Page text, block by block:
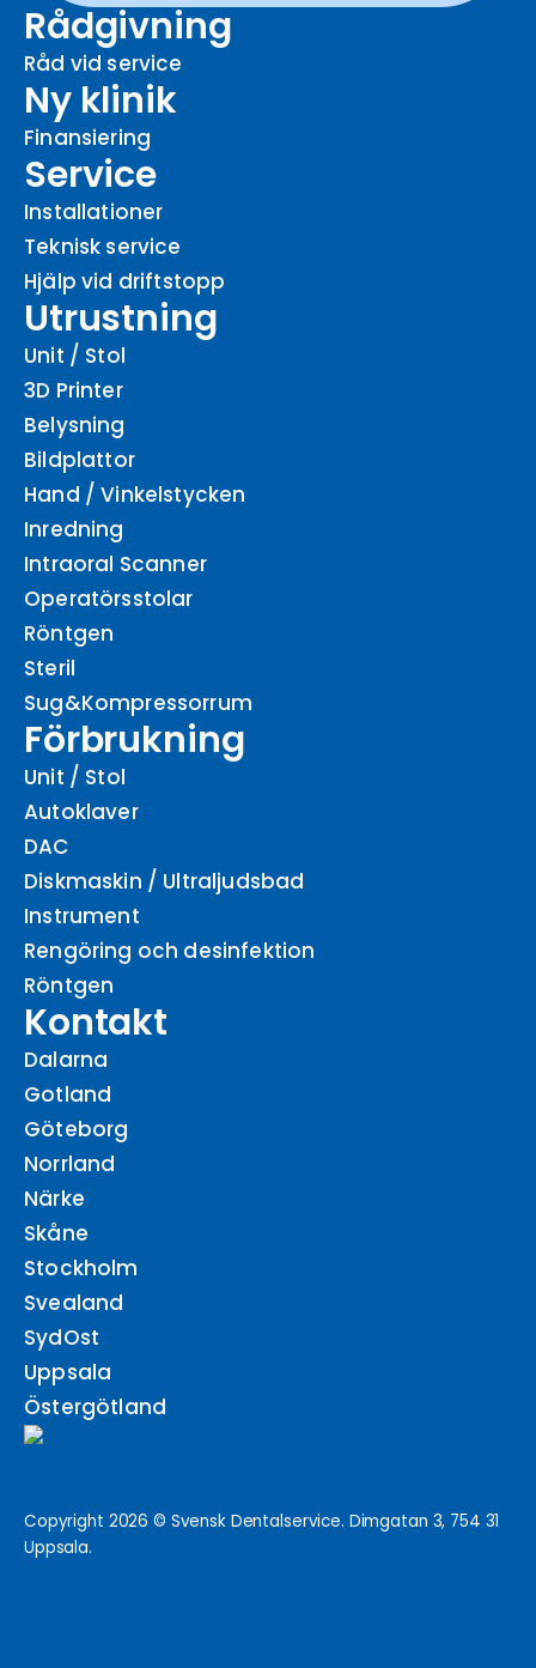
Rådgivning
Råd vid service
Ny klinik
Finansiering
Service
Installationer
Teknisk service
Hjälp vid driftstopp
Utrustning
Unit / Stol
3D Printer
Belysning
Bildplattor
Hand / Vinkelstycken
Inredning
Intraoral Scanner
Operatörsstolar
Röntgen
Steril
Sug&Kompressorrum
Förbrukning
Unit / Stol
Autoklaver
DAC
Diskmaskin / Ultraljudsbad
Instrument
Rengöring och desinfektion
Röntgen
Kontakt
Dalarna
Gotland
Göteborg
Norrland
Närke
Skåne
Stockholm
Svealand
SydOst
Uppsala
Östergötland
Copyright 2026 © Svensk Dentalservice. Dimgatan 3, 754 31
Uppsala.